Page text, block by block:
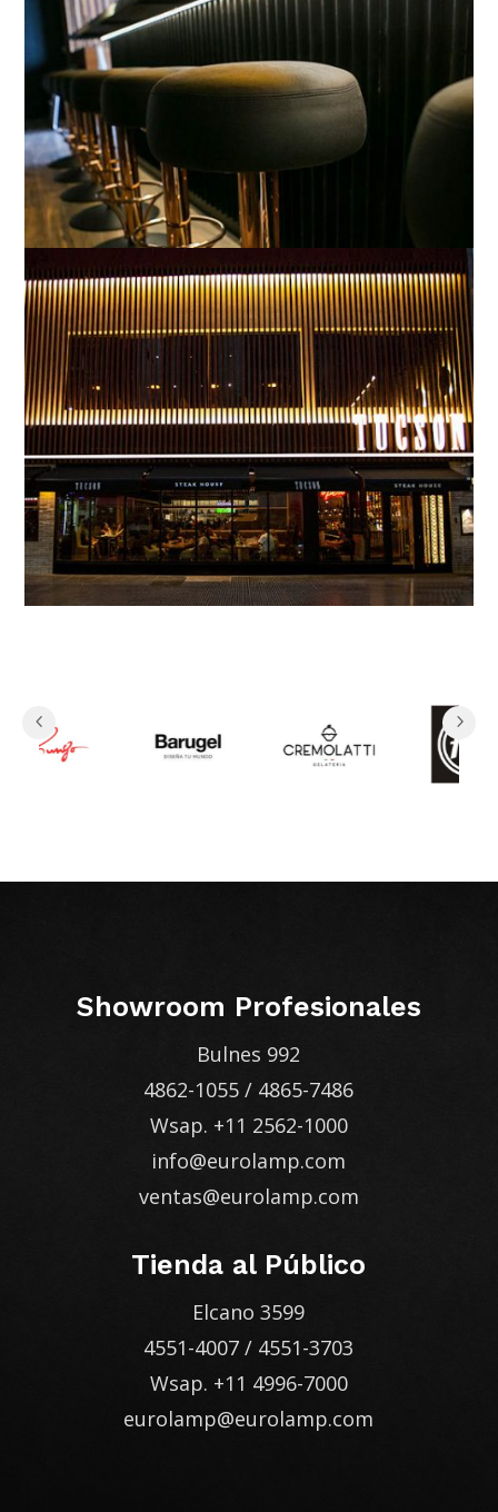
Showroom Profesionales
Bulnes 992
4862-1055 / 4865-7486
Wsap. +11 2562-1000
info@eurolamp.com
ventas@eurolamp.com
Tienda al Público
Elcano 3599
4551-4007 / 4551-3703
Wsap. +11 4996-7000
eurolamp@eurolamp.com